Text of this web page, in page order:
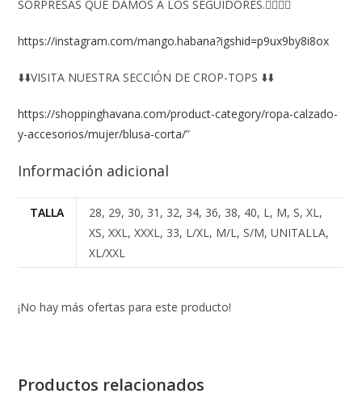
SORPRESAS QUE DAMOS A LOS SEGUIDORES.👇🏻👇🏻
https://instagram.com/mango.habana?igshid=p9ux9by8i8ox
⬇️⬇️VISITA NUESTRA SECCIÓN DE CROP-TOPS ⬇️⬇️
https://shoppinghavana.com/product-category/ropa-calzado-
y-accesorios/mujer/blusa-corta/”
Información adicional
TALLA
28, 29, 30, 31, 32, 34, 36, 38, 40, L, M, S, XL,
XS, XXL, XXXL, 33, L/XL, M/L, S/M, UNITALLA,
XL/XXL
¡No hay más ofertas para este producto!
Productos relacionados